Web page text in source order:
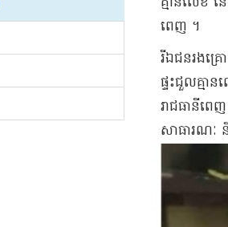
ពេញ ។​
រីឯ​ជនរងគ្រ
ផ្ទះជួល​គ្ម
រាជធានី​ពេ
សាធារណៈ